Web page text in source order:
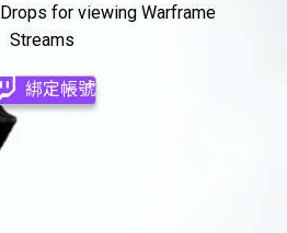
for viewing Warframe
Streams
綁定帳號